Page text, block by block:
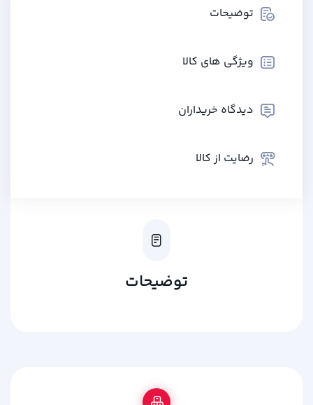
توضیحات
ویژگی های کالا
دیدگاه خریداران
رضایت از کالا
توضیحات